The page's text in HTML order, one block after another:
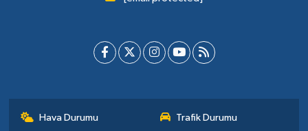
Hava Durumu Trafik Durumu